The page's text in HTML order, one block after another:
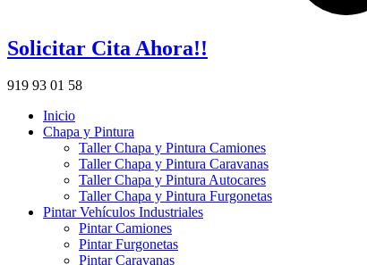
Solicitar Cita Ahora!!
919 93 01 58
Inicio
Chapa y Pintura
Taller Chapa y Pintura Camiones
Taller Chapa y Pintura Caravanas
Taller Chapa y Pintura Autocares
Taller Chapa y Pintura Furgonetas
Pintar Vehículos Industriales
Pintar Camiones
Pintar Furgonetas
Pintar Caravanas